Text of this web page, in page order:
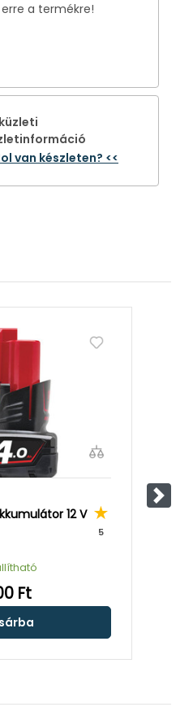
a termékre!
van készleten? <<
12 V
5
Ft